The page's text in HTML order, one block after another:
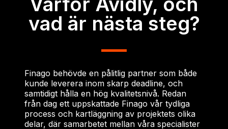
vad är nästa steg?
Finago behövde en pålitlig partner som både
kunde leverera inom skarp deadline, och
samtidigt hålla en hög kvalitetsnivå. Redan
från dag ett uppskattade Finago vår tydliga
process och kartläggning av projektets olika
delar, där samarbetet mellan våra specialister